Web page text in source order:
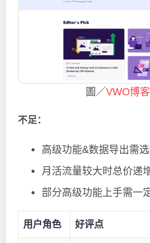
圖／VWO博
不足：
高级功能&数据导出需
月活流量较大时总价递
部分高级功能上手需一
用户角色 好评点